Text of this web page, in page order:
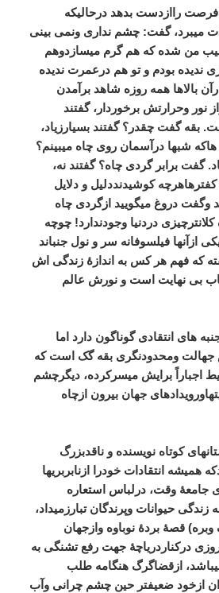
فرصت راازدست بدهد درحالیکه
میبرد، گفت:چشم نداری ونمی بینی
من شده که هم گرم میسازدوهم
ندیده بودم و تو هم درعمرت ندیده
بالاها همه روزه شاهد برآمدن
نور وحرارتش برخوردار، گفتند
.بقه گفت چقدر؟ گفتند بسیارزیاد،
هاکه شبها درآسمان روی چاه میبینم؟
.گفت برابر گردی چاه؟ گفتند نه،
کفترهاهرچه کوشیدنددلیل و دلایل
وگفت دروغ میگویید ازگردی چاه
کلانترچیزی دردنیا وجودندارد!چوچه
ازآنها فیلسوفانه سر و نول جنباند
که فهم هر کس به اندازۀ زندگی اش
بی نهایت است و نورش عالم
های انتقادی گوناگون دارد اما
جهالت ومحدودنگری بقه گک است که
اجباراً برایش میسرکرده، دیگرچشم
جهان بیرون ازچاه
کوتاه نویسنده و ناقدبزرگ
همیشه انتقادات خودرا
ازنابربریها
جامعۀ وقت، درلباس استعاره
زندگی حیوانات وپرندگان تبارزمیداد،
وبره)قصۀ بردۀ نوباوه وازجهان
درکناردریاچۀ جهت رفع تشنگی به
ازقضاگرگ هنگامه طلب
ازخود ضعیفتر حین چشم چرانی وآب